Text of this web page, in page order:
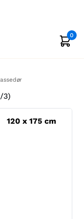
0
3)
120 x 175 cm